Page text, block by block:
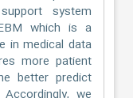
system
which is a
in medical data
more patient
better predict